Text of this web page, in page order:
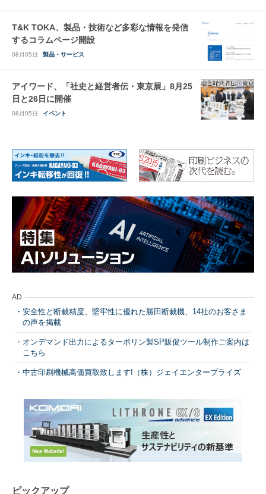
T&K TOKA、製品・技術など多彩な情報を発信
するコラムページ開設
08月05日 製品・サービス
アイワード、「社史と経営者伝・東京展」8月25
日と26日に開催
08月05日 イベント
AD
安全性と断裁精度、堅牢性に優れた勝田断裁機、14社のお客さま
の声を掲載
オンデマンド出力によるターポリン製SP販促ツール制作ご案内は
こちら
中古印刷機械高価買取致します!（株）ジェイエンタープライズ
ピックアップ